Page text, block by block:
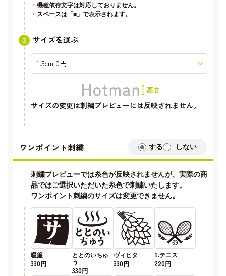
・機種依存文字は対応しておりません。
・スペースは「■」で表示されます。
サイズを選ぶ
サイズの変更は刺繍プレビューには反映されません。
ワンポイント刺繍 する しない
刺繍プレビューでは糸色が反映されませんが、実際の商
品ではご選択いただいた糸色で刺繍いたします。
ワンポイント刺繍のサイズは変更できません。
暖簾
330円
ととのいちゅ
う
330円
ヴィヒタ
330円
1.テニス
220円